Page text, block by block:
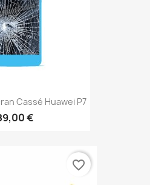
Cassé Huawei P7
€
favorite_border